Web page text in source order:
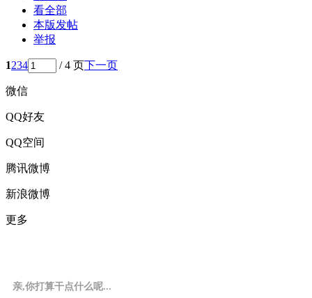
看全部
本版发帖
举报
1234 / 4 页下一页
微信
QQ好友
QQ空间
腾讯微博
新浪微博
更多
亲,你打算干点什么呢...